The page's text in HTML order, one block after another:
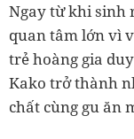
Ngay từ khi sinh
quan tâm lớn vì
trẻ hoàng gia
Kako trở thành
chất cùng gu ăn